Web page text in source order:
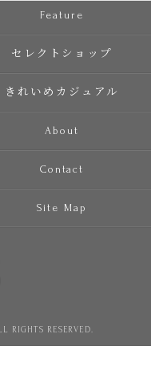
Feature
セレクトショップ
きれいめカジュアル
About
Contact
Site Map
RIGHTS RESERVED.